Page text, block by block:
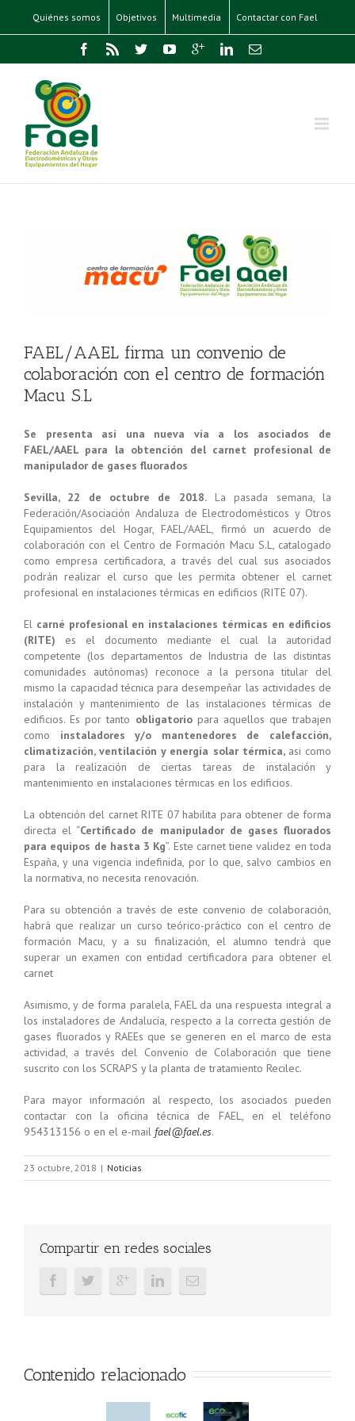
Quiénes somos Objetivos Multimedia Contactar con Fael
FAEL/AAEL firma un convenio de
colaboración con el centro de formación
Macu S.L
Se presenta así una nueva vía a los asociados de
FAEL/AAEL para la obtención del carnet profesional de
manipulador de gases fluorados
Sevilla, 22 de octubre de 2018.La pasada semana, la
Federación/Asociación Andaluza de Electrodomésticos y Otros
Equipamientos del Hogar, FAEL/AAEL, firmó un acuerdo de
colaboración con el Centro de Formación Macu S.L, catalogado
como empresa certificadora, a través del cual sus asociados
podrán realizar el curso que les permita obtener el carnet
profesional en instalaciones térmicas en edificios (RITE 07).
El carné profesional en instalaciones térmicas en edificios
(RITE) es el documento mediante el cual la autoridad
competente (los departamentos de Industria de las distintas
comunidades autónomas) reconoce a la persona titular del
mismo la capacidad técnica para desempeñar las actividades de
instalación y mantenimiento de las instalaciones térmicas de
edificios. Es por tanto obligatoriopara aquellos que trabajen
como instaladores y/o mantenedores de calefacción,
climatización, ventilación y energía solar térmica, asi como
para la realización de ciertas tareas de instalación y
mantenimiento en instalaciones térmicas en los edificios.
La obtención del carnet RITE 07 habilita para obtener de forma
directa el “Certificado de manipulador de gases fluorados
para equipos de hasta 3 Kg”. Este carnet tiene validez en toda
España, y una vigencia indefinida, por lo que, salvo cambios en
la normativa, no necesita renovación.
Para su obtención a través de este convenio de colaboración,
habrá que realizar un curso teórico-práctico con el centro de
formación Macu, y a su finalización, el alumno tendrá que
superar un examen con entidad certificadora para obtener el
carnet
Asimismo, y de forma paralela, FAEL da una respuesta integral a
los instaladores de Andalucía, respecto a la correcta gestión de
gases fluorados y RAEEs que se generen en el marco de esta
actividad, a través del Convenio de Colaboración que tiene
suscrito con los SCRAPS y la planta de tratamiento Recilec.
Para mayor información al respecto, los asociados pueden
contactar con la oficina técnica de FAEL, en el teléfono
954313156 o en el e-mail fael@fael.es.
23 octubre, 2018 | Noticias
Compartir en redes sociales
Contenido relacionado